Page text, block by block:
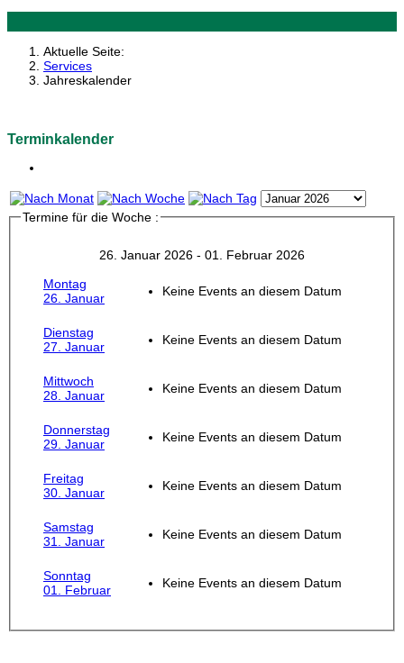
Aktuelle Seite:
Services
Jahreskalender
Terminkalender
Termine für die Woche :
26. Januar 2026 - 01. Februar 2026
Montag
26. Januar
Keine Events an diesem Datum
Dienstag
27. Januar
Keine Events an diesem Datum
Mittwoch
28. Januar
Keine Events an diesem Datum
Donnerstag
29. Januar
Keine Events an diesem Datum
Freitag
30. Januar
Keine Events an diesem Datum
Samstag
31. Januar
Keine Events an diesem Datum
Sonntag
01. Februar
Keine Events an diesem Datum